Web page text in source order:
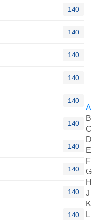
140
140
140
140
140
140
140
140
140
140
A
B
C
D
E
F
G
H
J
K
L